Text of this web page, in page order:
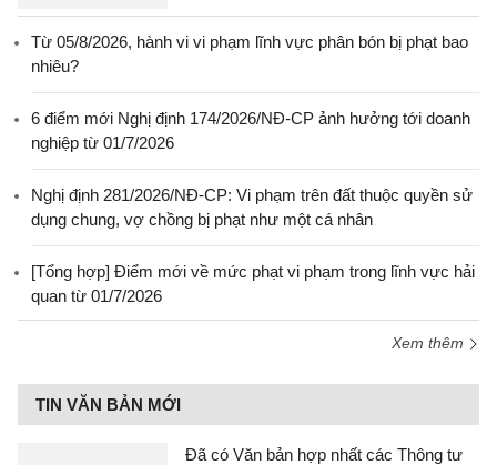
Từ 05/8/2026, hành vi vi phạm lĩnh vực phân bón bị phạt bao
nhiêu?
6 điểm mới Nghị định 174/2026/NĐ-CP ảnh hưởng tới doanh
nghiệp từ 01/7/2026
Nghị định 281/2026/NĐ-CP: Vi phạm trên đất thuộc quyền sử
dụng chung, vợ chồng bị phạt như một cá nhân
[Tổng hợp] Điểm mới về mức phạt vi phạm trong lĩnh vực hải
quan từ 01/7/2026
Xem thêm
TIN VĂN BẢN MỚI
Đã có Văn bản hợp nhất các Thông tư